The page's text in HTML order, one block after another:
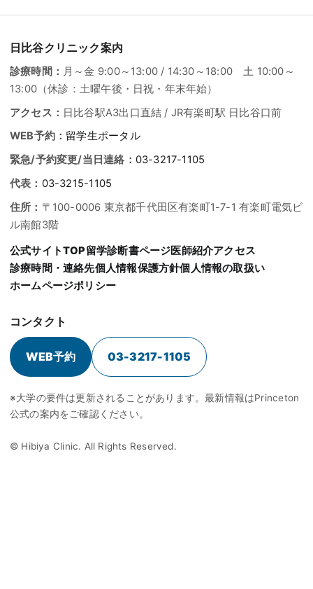
日比谷クリニック案内
診療時間： 月～金 9:00～13:00 / 14:30～18:00 土 10:00～
13:00（休診：土曜午後・日祝・年末年始）
アクセス： 日比谷駅A3出口直結 / JR有楽町駅 日比谷口前
WEB予約： 留学生ポータル
緊急/予約変更/当日連絡： 03-3217-1105
代表： 03-3215-1105
住所： 〒100-0006 東京都千代田区有楽町1-7-1 有楽町電気ビ
ル南館3階
公式サイトTOP留学診断書ページ医師紹介アクセス
診療時間・連絡先個人情報保護方針個人情報の取扱い
ホームページポリシー
コンタクト
WEB予約 03-3217-1105
※大学の要件は更新されることがあります。最新情報はPrinceton
公式の案内をご確認ください。
© Hibiya Clinic. All Rights Reserved.